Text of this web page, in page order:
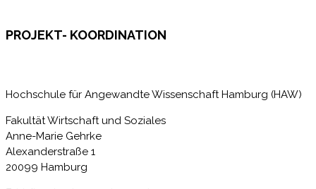
PROJEKT- KOORDINATION
Hochschule für Angewandte Wissenschaft Hamburg (HAW)
Fakultät Wirtschaft und Soziales
Anne-Marie Gehrke
Alexanderstraße 1
20099 Hamburg